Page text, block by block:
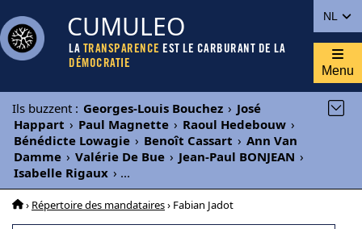
NL
CUMULEO
LA TRANSPARENCE EST LE CARBURANT DE LA
DÉMOCRATIE
Menu
Ils buzzent : Georges-Louis Bouchez › José
Happart › Paul Magnette › Raoul Hedebouw ›
Bénédicte Lowagie › Benoît Cassart › Ann Van
Damme › Valérie De Bue › Jean-Paul BONJEAN ›
Isabelle Rigaux › ...
› Répertoire des mandataires› Fabian Jadot